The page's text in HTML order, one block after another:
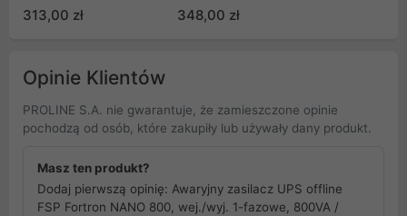
313,00 zł 348,00 zł
Opinie Klientów
PROLINE S.A. nie gwarantuje, że zamieszczone opinie
pochodzą od osób, które zakupiły lub używały dany produkt.
Masz ten produkt?
Dodaj pierwszą opinię: Awaryjny zasilacz UPS offline
FSP Fortron NANO 800, wej./wyj. 1-fazowe, 800VA /